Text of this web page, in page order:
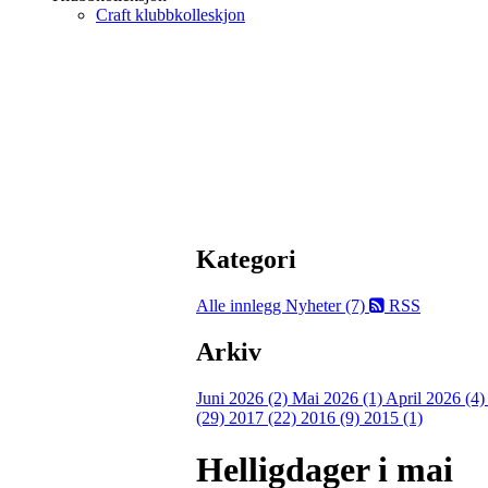
Craft klubbkolleskjon
Kategori
Alle innlegg Nyheter (7) RSS
Arkiv
Juni 2026 (2) Mai 2026 (1) April 2026 (4)
(29) 2017 (22) 2016 (9) 2015 (1)
Helligdager i mai